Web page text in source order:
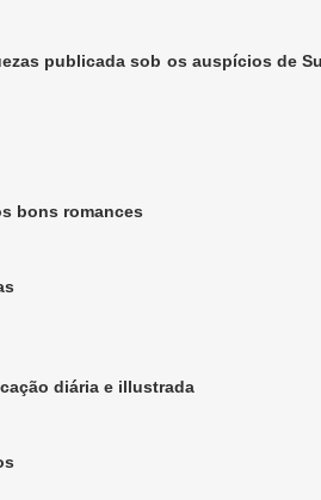
publicada sob os auspícios de
bons romances
diária e illustrada